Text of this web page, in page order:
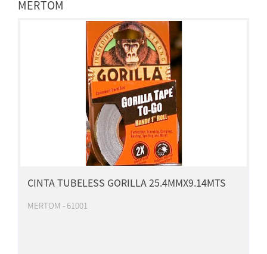
MERTOM
CINTA TUBELESS GORILLA 25.4MMX9.14MTS
MERTOM - 61001